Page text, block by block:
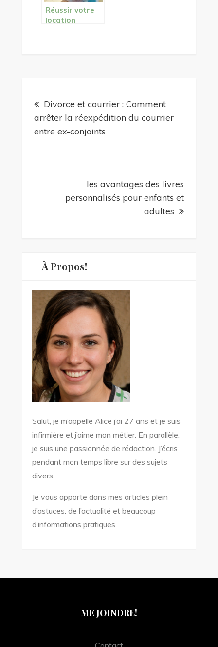
Réussir votre
location
de
l’article
Divorce et courrier : Comment
arrêter la réexpédition du courrier
entre ex-conjoints
les avantages des livres
personnalisés pour enfants et
adultes
À Propos!
Salut, je m’appelle Alice j’ai 27 ans et je suis
infirmière et j’aime mon métier. En parallèle,
je suis une passionnée de rédaction. J’écris
pendant mon temps libre sur des sujets
divers.
Je vous apporte dans mes articles plein
d’astuces, de l’actualité et beaucoup
d’informations pratiques.
ME JOINDRE!
Contact